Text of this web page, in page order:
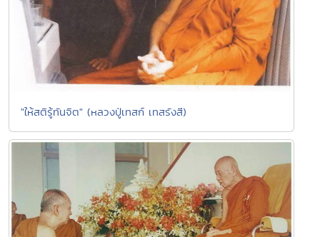
"ให้สติรู้ทันจิต" (หลวงปู่เทสก์ เทสรังสี)